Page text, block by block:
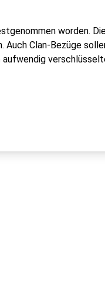
worden.
Auch Clan-Bezüge